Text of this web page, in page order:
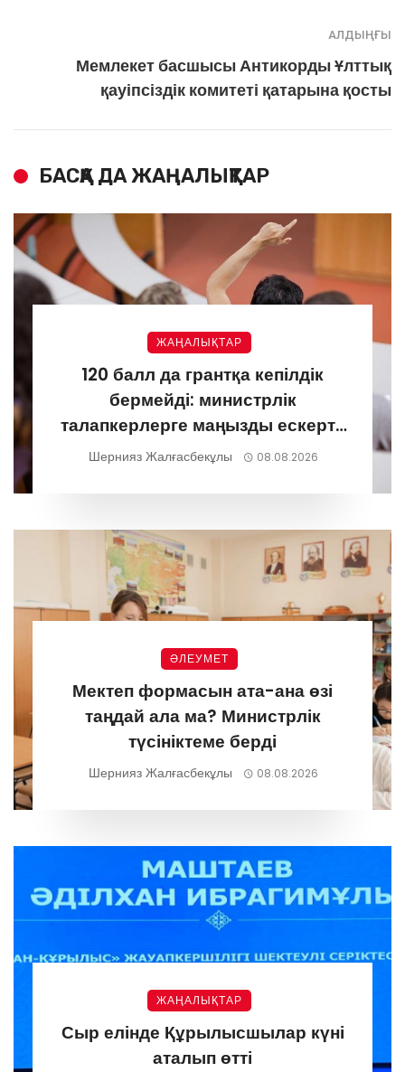
АЛДЫҢҒЫ
Мемлекет басшысы Антикорды Ұлттық
қауіпсіздік комитеті қатарына қосты
БАСҚА ДА ЖАҢАЛЫҚТАР
ЖАҢАЛЫҚТАР
120 балл да грантқа кепілдік
бермейді: министрлік
талапкерлерге маңызды ескерту
жасады
Шернияз Жалғасбекұлы 08.08.2026
ӘЛЕУМЕТ
Мектеп формасын ата-ана өзі
таңдай ала ма? Министрлік
түсініктеме берді
Шернияз Жалғасбекұлы 08.08.2026
ЖАҢАЛЫҚТАР
Сыр елінде Құрылысшылар күні
аталып өтті